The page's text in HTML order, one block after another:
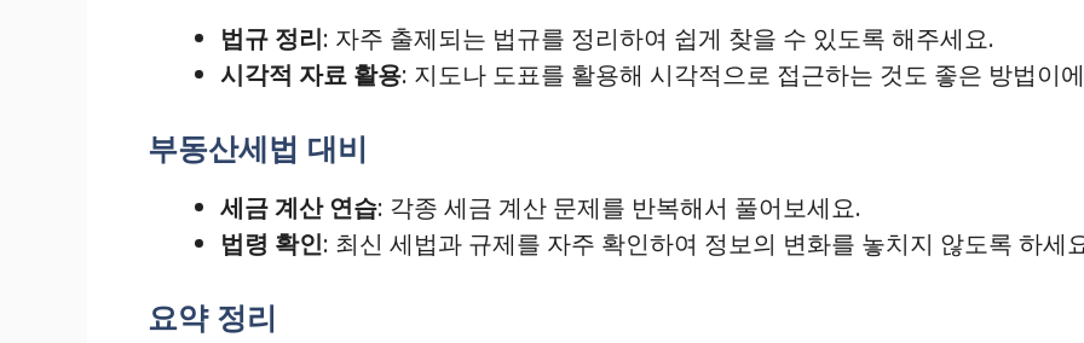
법규 정리: 자주 출제되는 법규를 정리하여 쉽게 찾을 수 있도록 해주세요.
시각적 자료 활용: 지도나 도표를 활용해 시각적으로 접근하는 것도 좋은 방법이
부동산세법 대비
세금 계산 연습: 각종 세금 계산 문제를 반복해서 풀어보세요.
법령 확인: 최신 세법과 규제를 자주 확인하여 정보의 변화를 놓치지 않도록 하세
요약 정리